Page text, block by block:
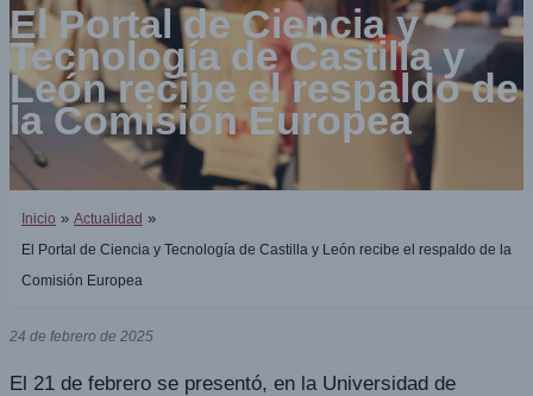
El Portal de Ciencia y
Tecnología de Castilla y
León recibe el respaldo de
la Comisión Europea
Inicio
Actualidad
El Portal de Ciencia y Tecnología de Castilla y León recibe el respaldo de la
Comisión Europea
24 de febrero de 2025
El 21 de febrero se presentó, en la Universidad de